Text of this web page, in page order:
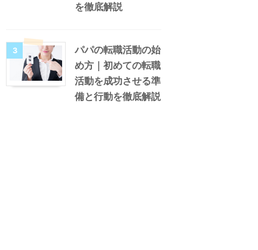
を徹底解説
3
パパの転職活動の始
め方｜初めての転職
活動を成功させる準
備と行動を徹底解説